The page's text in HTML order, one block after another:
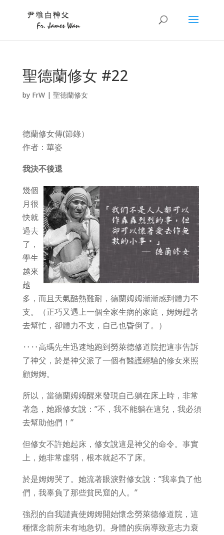
聖德蘭修女 #22
by FrW| 聖德蘭修女
德蘭修女傳(節錄）
作者：華姿
我決不後退
幾個
月很
快就
過去
了，
學生
越來
越
多，而且天氣酷熱難耐，德蘭姆姆漸漸感到體力不
支。（正巧又遇上一個全家生病的家庭，姆姆趕著
去幫忙，卻體力不支，自己也昏倒了。）
‥‥高瑪先生迅速地跑到勞萊德修道院把這事告訴
了神父，於是神父派了一個有醫護經驗的修女來照
顧姆姆。
所以，當德蘭姆姆醒來發現自己躺在床上時，非常
著急，她跟修女說：”不，我不能躺在這兒，我必須
去幫助他們！”
但修女不許她起床，修女說這是神父的命令。事實
上，她非常虛弱，根本就起不了床。
於是姆姆哭了。她流著眼淚對修女說：”我辜負了他
們，我辜負了那些貧民窟的人。”
強烈的自我譴責使姆姆開始懷念勞萊德修道院，這
種懷念前所未有地急切。身體的疾病導致意志力衰